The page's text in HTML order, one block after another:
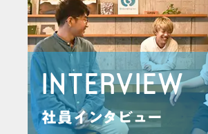
INTERVIEW
社員インタビュー